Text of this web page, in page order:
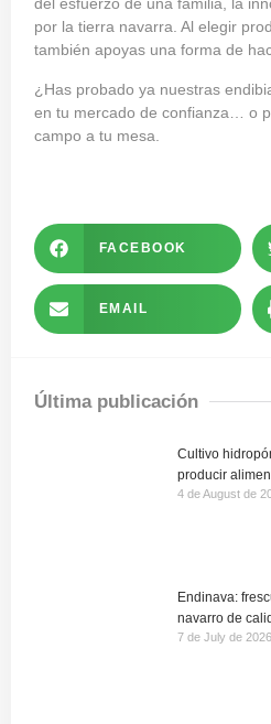
por la tierra navarra. Al elegir
también apoyas una forma de
¿Has probado ya nuestras
en tu mercado de confianza… o
campo a tu mesa.
FACEBOOK
EMAIL
Última publicación
Cultivo
producir
4 de August de
Endinava:
navarro de
7 de July de 2026